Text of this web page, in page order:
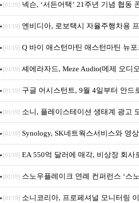
[01/19] 넥슨, ‘서든어택’ 21주년 기념 협동
이트
[01/19] 엔비디아, 로보택시 자율주행차용
‘알파마요 2 슈퍼’ 상업적 이용 가능
[01/19] Q 바이 애스턴마틴 애스턴마틴 뉴포
지 담은 ‘헤리티지 에디션 컬렉션’ 공개
[01/19] 셰에라자드, Meze Audio(메제 오디
[01/19] 구글 어시스턴트, 9월 4일부터 안드
차 서비스 종료
[01/19] 소니, 플레이스테이션 생태계 광고
[01/19] Synology, SK네트웍스서비스와 영
판매 파트너십 체결
[01/19] EA 550억 달러에 매각, 비상장 회사
전망
[01/19] 스노우플레이크 연례 컨퍼런스 ‘스
서울’ 개최
[01/19] 소니코리아, 프로페셔널 모니터링 이